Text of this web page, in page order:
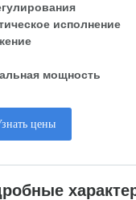
исполнение
мощность
цены